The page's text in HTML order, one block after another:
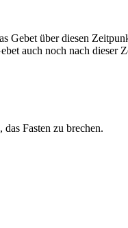
Gebet über diesen
auch noch nach dieser
Fasten zu brechen.